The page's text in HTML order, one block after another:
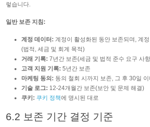
렇습니다.
일반 보존 지침:
계정 데이터: 계정이 활성화된 동안 보존되며, 계
(법적, 세금 및 회계 목적)
거래 기록: 7년간 보존(세금 및 법적 준수 요구 사
고객 지원 기록: 5년간 보존
마케팅 동의: 동의 철회 시까지 보존, 그 후 30일
기술 로그: 12-24개월간 보존(보안 및 문제 해결)
쿠키: 쿠키 정책에 명시된 대로
6.2 보존 기간 결정 기준